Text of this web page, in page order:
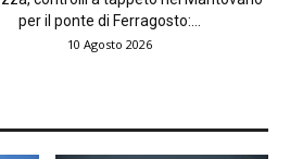
per il ponte di Ferragosto:...
10 Agosto 2026